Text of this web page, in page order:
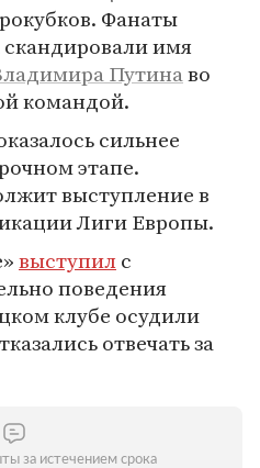
Фанаты
скандировали имя
Путинаво
командой.
сильнее
этапе.
выступление в
Лиги Европы.
выступилс
поведения
клубе осудили
отвечать за
за истечением срока